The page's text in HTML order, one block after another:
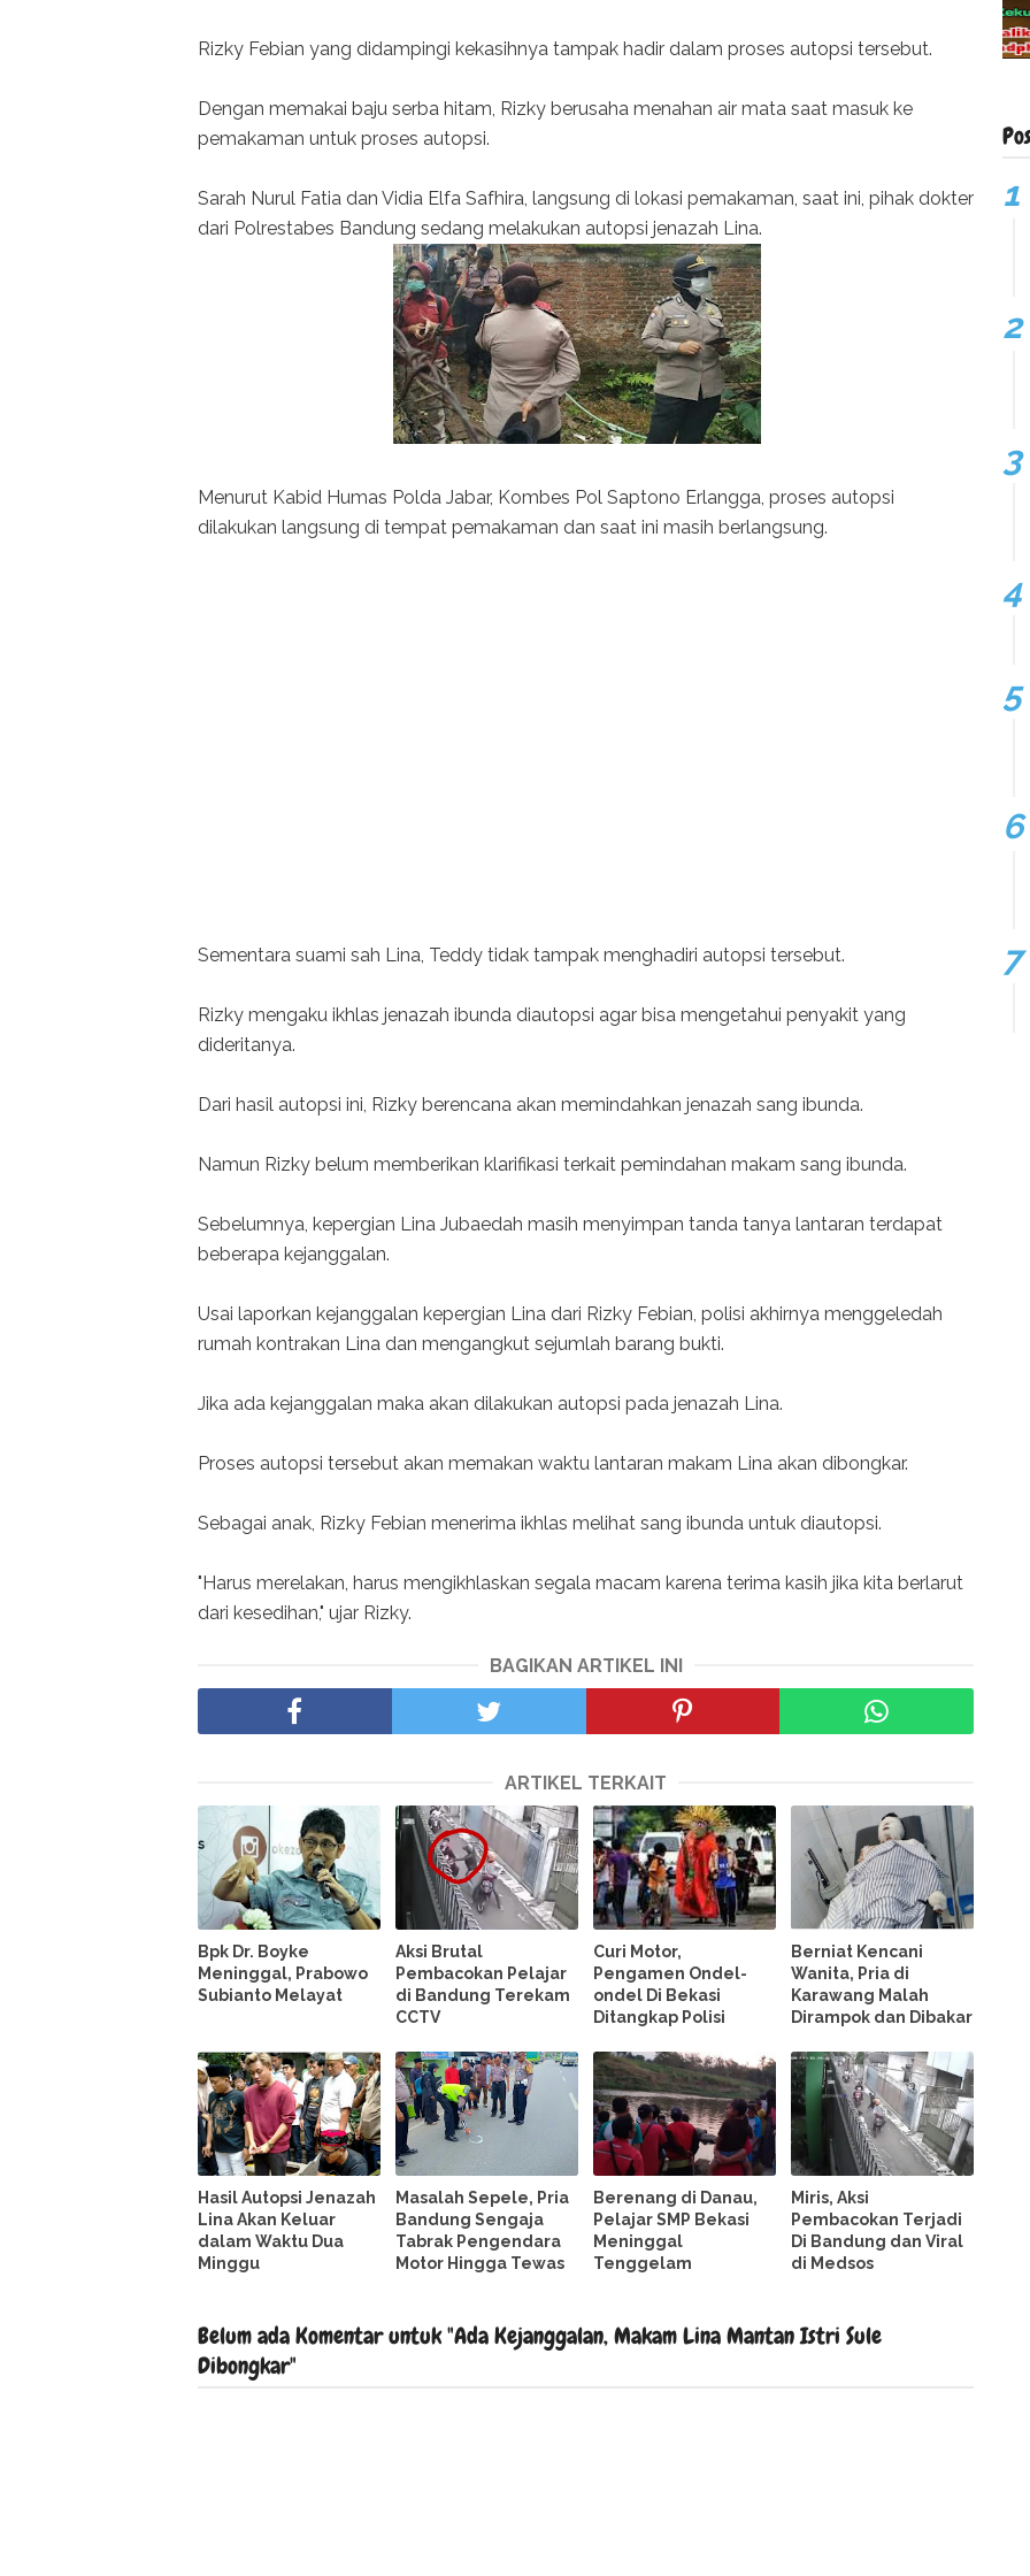
Rizky Febian yang didampingi kekasihnya tampak hadir dalam proses autopsi tersebut.
Dengan memakai baju serba hitam, Rizky berusaha menahan air mata saat masuk ke
pemakaman untuk proses autopsi.
Sarah Nurul Fatia dan Vidia Elfa Safhira, langsung di lokasi pemakaman, saat ini, pihak dokter
dari Polrestabes Bandung sedang melakukan autopsi jenazah Lina.
Menurut Kabid Humas Polda Jabar, Kombes Pol Saptono Erlangga, proses autopsi
dilakukan langsung di tempat pemakaman dan saat ini masih berlangsung.
Sementara suami sah Lina, Teddy tidak tampak menghadiri autopsi tersebut.
Rizky mengaku ikhlas jenazah ibunda diautopsi agar bisa mengetahui penyakit yang
dideritanya.
Dari hasil autopsi ini, Rizky berencana akan memindahkan jenazah sang ibunda.
Namun Rizky belum memberikan klarifikasi terkait pemindahan makam sang ibunda.
Sebelumnya, kepergian Lina Jubaedah masih menyimpan tanda tanya lantaran terdapat
beberapa kejanggalan.
Usai laporkan kejanggalan kepergian Lina dari Rizky Febian, polisi akhirnya menggeledah
rumah kontrakan Lina dan mengangkut sejumlah barang bukti.
Jika ada kejanggalan maka akan dilakukan autopsi pada jenazah Lina.
Proses autopsi tersebut akan memakan waktu lantaran makam Lina akan dibongkar.
Sebagai anak, Rizky Febian menerima ikhlas melihat sang ibunda untuk diautopsi.
"Harus merelakan, harus mengikhlaskan segala macam karena terima kasih jika kita berlarut
dari kesedihan," ujar Rizky.
BAGIKAN ARTIKEL INI
ARTIKEL TERKAIT
Bpk Dr. Boyke
Meninggal, Prabowo
Subianto Melayat
Aksi Brutal
Pembacokan Pelajar
di Bandung Terekam
CCTV
Curi Motor,
Pengamen Ondel-
ondel Di Bekasi
Ditangkap Polisi
Berniat Kencani
Wanita, Pria di
Karawang Malah
Dirampok dan Dibakar
Hasil Autopsi Jenazah
Lina Akan Keluar
dalam Waktu Dua
Minggu
Masalah Sepele, Pria
Bandung Sengaja
Tabrak Pengendara
Motor Hingga Tewas
Berenang di Danau,
Pelajar SMP Bekasi
Meninggal
Tenggelam
Miris, Aksi
Pembacokan Terjadi
Di Bandung dan Viral
di Medsos
Belum ada Komentar untuk "Ada Kejanggalan, Makam Lina Mantan Istri Sule
Dibongkar"